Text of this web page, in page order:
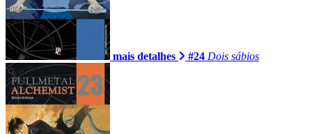
mais detalhes #24 Dois sábios